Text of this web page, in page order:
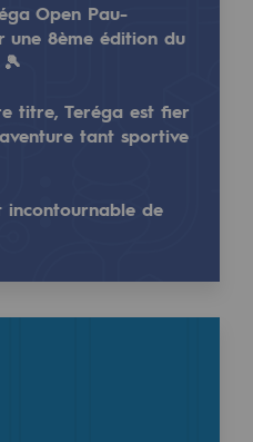
the territories
and equality
Hydrogène de la
de rencontrer de
Open Pau-
une 8ème édition du
titre, Teréga est fier
tant sportive
incontournable de